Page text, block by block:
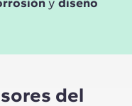
del